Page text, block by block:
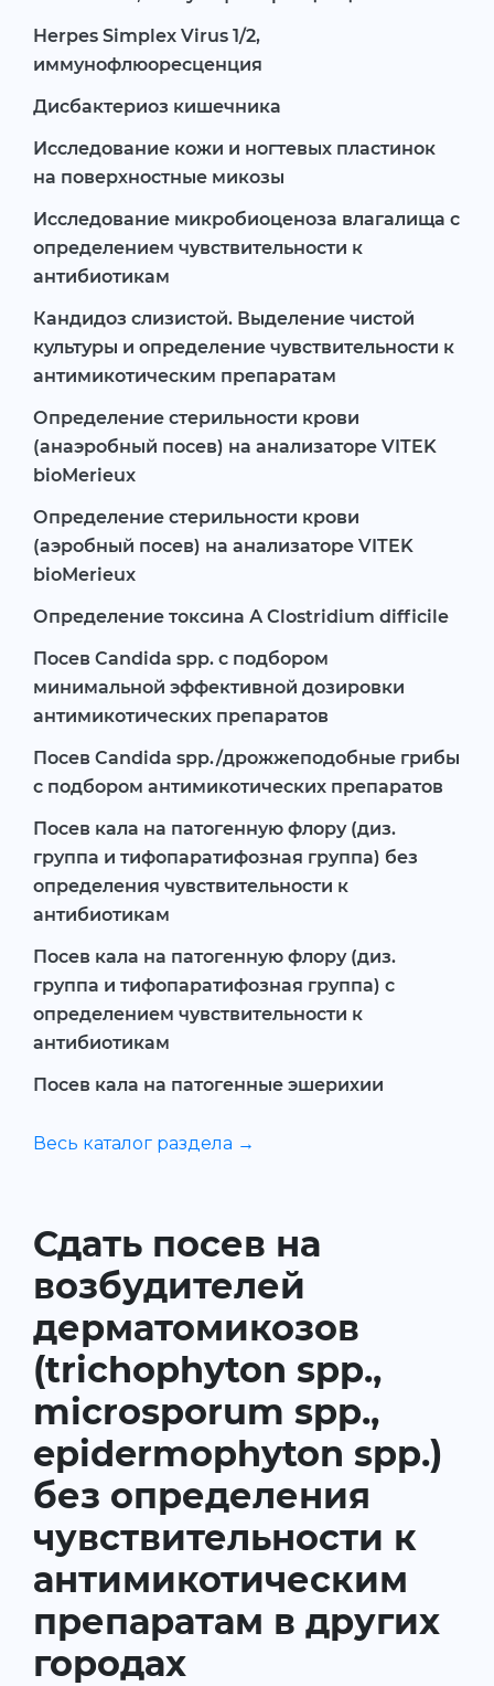
Herpes Simplex Virus 1/2,
иммунофлюоресценция
Дисбактериоз кишечника
Исследование кожи и ногтевых пластинок
на поверхностные микозы
Исследование микробиоценоза влагалища с
определением чувствительности к
антибиотикам
Кандидоз слизистой. Выделение чистой
культуры и определение чувствительности к
антимикотическим препаратам
Определение стерильности крови
(анаэробный посев) на анализаторе VITEK
bioMerieux
Определение стерильности крови
(аэробный посев) на анализаторе VITEK
bioMerieux
Определение токсина А Clostridium difficile
Посев Candida spp. с подбором
минимальной эффективной дозировки
антимикотических препаратов
Посев Candida spp./дрожжеподобные грибы
с подбором антимикотических препаратов
Посев кала на патогенную флору (диз.
группа и тифопаратифозная группа) без
определения чувствительности к
антибиотикам
Посев кала на патогенную флору (диз.
группа и тифопаратифозная группа) с
определением чувствительности к
антибиотикам
Посев кала на патогенные эшерихии
Весь каталог раздела →
Сдать посев на
возбудителей
дерматомикозов
(trichophyton spp.,
microsporum spp.,
epidermophyton spp.)
без определения
чувствительности к
антимикотическим
препаратам в других
городах